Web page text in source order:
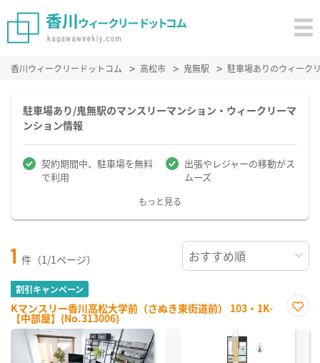
香川ウィークリードットコム 高松市 鬼無駅 駐車場ありのウィーク
駐車場あり/鬼無駅のマンスリーマンション・ウィークリーマ
ンション情報
契約期間中、駐車場を無料
で利用
出張やレジャーの移動がス
ムーズ
もっと見る
1 件（1/1ページ）
割引キャンペーン
Kマンスリー香川高松大学前（さぬき東街道前） 103・1K-
【中部屋】(No.313006)
に入